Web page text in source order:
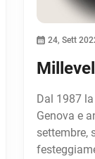
24, Sett
Dal 1987
Genova e
settembre,